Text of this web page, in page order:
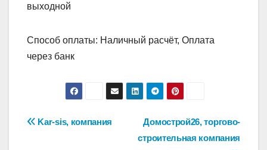
выходной
Способ оплаты: Наличный расчёт, Оплата
через банк
Навигация
Домострой26, торгово-
строительная компания
Kar-sis, компания